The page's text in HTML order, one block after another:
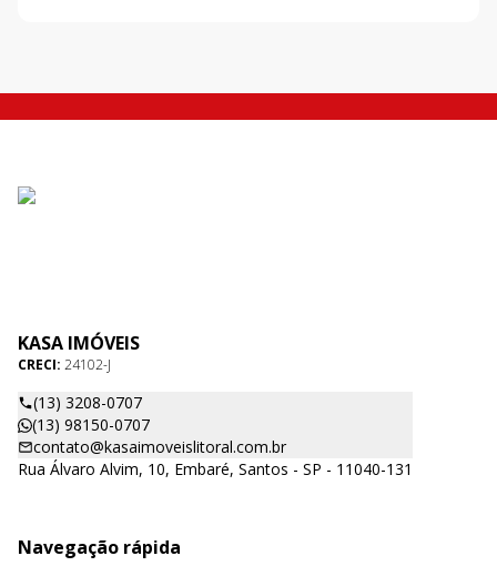
KASA IMÓVEIS
CRECI: 24102-J
(13) 3208-0707
(13) 98150-0707
contato@kasaimoveislitoral.com.br
Rua Álvaro Alvim, 10, Embaré, Santos - SP - 11040-131
Navegação rápida